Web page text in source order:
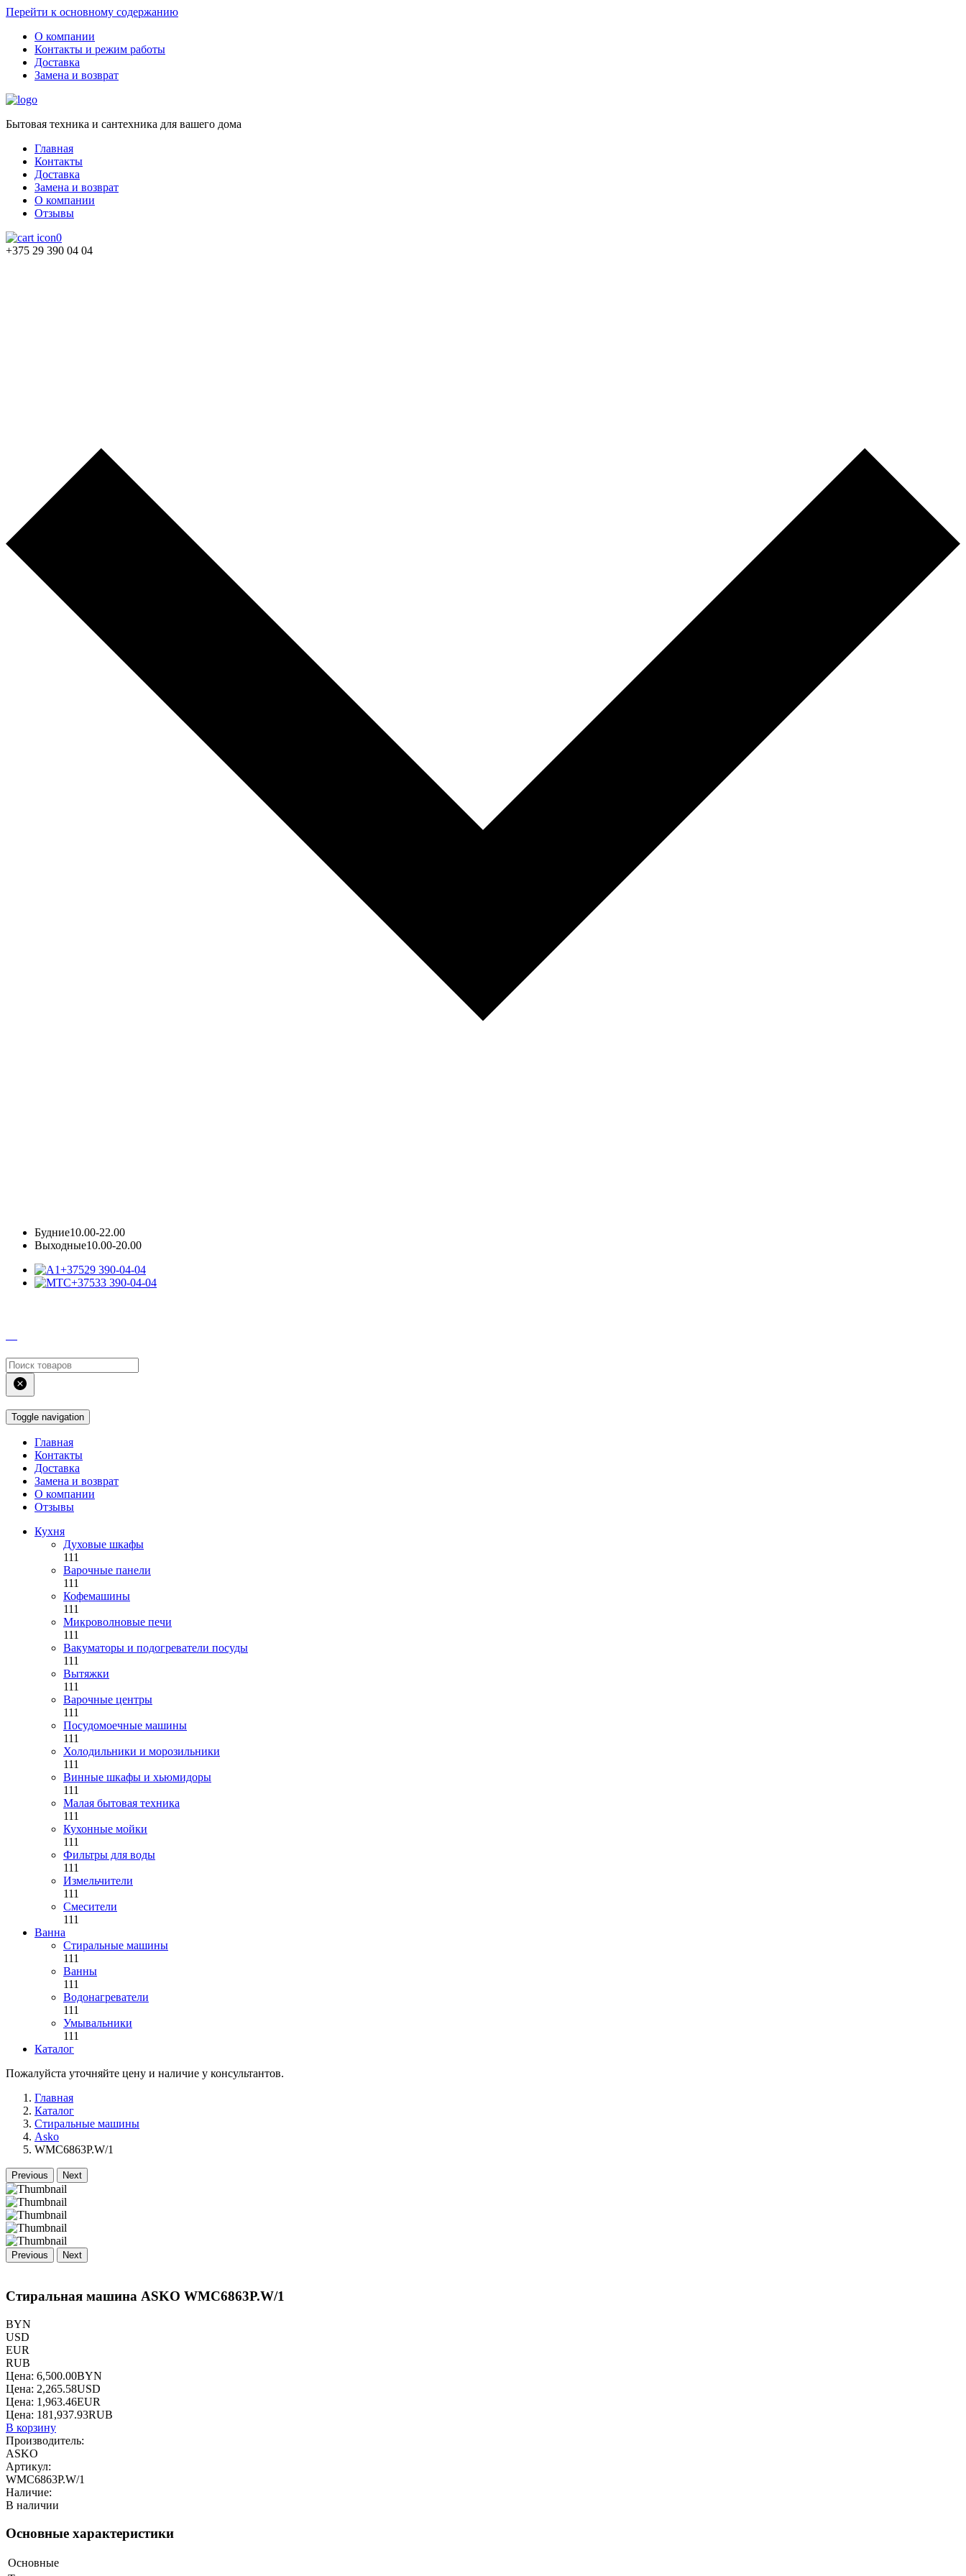
Перейти к основному содержанию
О компании
Контакты и режим работы
Доставка
Замена и возврат
Бытовая техника и сантехника для вашего дома
Главная
Контакты
Доставка
Замена и возврат
О компании
Отзывы
0
+375 29 390 04 04
Будние10.00-22.00
Выходные10.00-20.00
+37529 390-04-04
+37533 390-04-04
Toggle navigation
Главная
Контакты
Доставка
Замена и возврат
О компании
Отзывы
Кухня
Духовые шкафы
111
Варочные панели
111
Кофемашины
111
Микроволновые печи
111
Вакуматоры и подогреватели посуды
111
Вытяжки
111
Варочные центры
111
Посудомоечные машины
111
Холодильники и морозильники
111
Винные шкафы и хьюмидоры
111
Малая бытовая техника
111
Кухонные мойки
111
Фильтры для воды
111
Измельчители
111
Смесители
111
Ванна
Стиральные машины
111
Ванны
111
Водонагреватели
111
Умывальники
111
Каталог
Пожалуйста уточняйте цену и наличие у консультантов.
Главная
Каталог
Стиральные машины
Asko
WMC6863P.W/1
Previous Next
Previous Next
Стиральная машина ASKO WMC6863P.W/1
BYN
USD
EUR
RUB
Цена: 6,500.00BYN
Цена: 2,265.58USD
Цена: 1,963.46EUR
Цена: 181,937.93RUB
В корзину
Производитель:
ASKO
Артикул:
WMC6863P.W/1
Наличие:
В наличии
Основные характеристики
Основные